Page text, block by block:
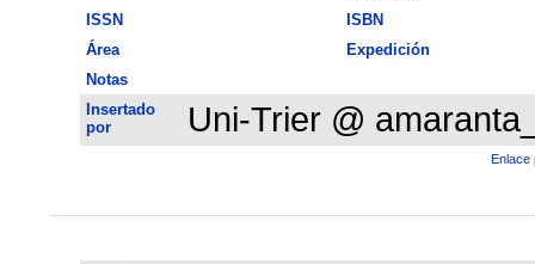
ISSN
ISBN
Área
Expedición
Notas
Insertado
por
Uni-Trier @
Enlace